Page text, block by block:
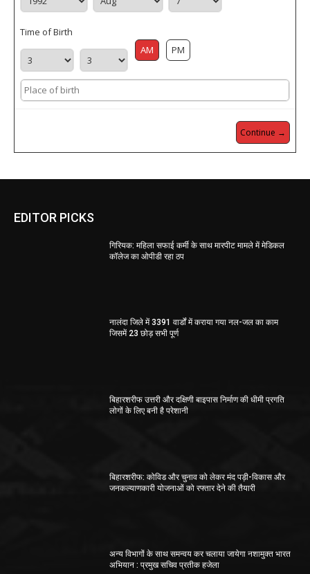
Time of Birth
AM
PM
Continue →
EDITOR PICKS
गिरियक: महिला सफाई कर्मी के साथ मारपीट मामले में मेडिकल
कॉलेज का ओपीडी रहा ठप
नालंदा जिले में 3391 वार्डों में कराया गया नल-जल का काम
जिसमें 23 छोड़ सभी पूर्ण
बिहारशरीफ उत्तरी और दक्षिणी बाइपास निर्माण की धीमी प्रगति
लोगों के लिए बनी है परेशानी
बिहारशरीफ: कोविड और चुनाव को लेकर मंद पड़ी-विकास और
जनकल्याणकारी योजनाओं को रफ्तार देने की तैयारी
अन्य विभागों के साथ समन्वय कर चलाया जायेगा नशामुक्त भारत
अभियान : प्रमुख सचिव प्रतीक हजेला